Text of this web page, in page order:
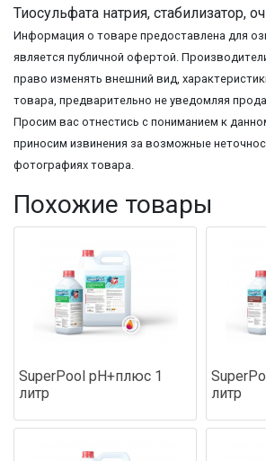
Тиосульфата натрия, стабилизатор,
Информация о товаре предоставлена для
является публичной офертой.
право изменять внешний вид,
товара, предварительно не уведомляя
Просим вас отнестись с пониманием к
приносим извинения за возможные
фотографиях товара.
Похожие товары
SuperPool pH+плюс 1
литр
литр